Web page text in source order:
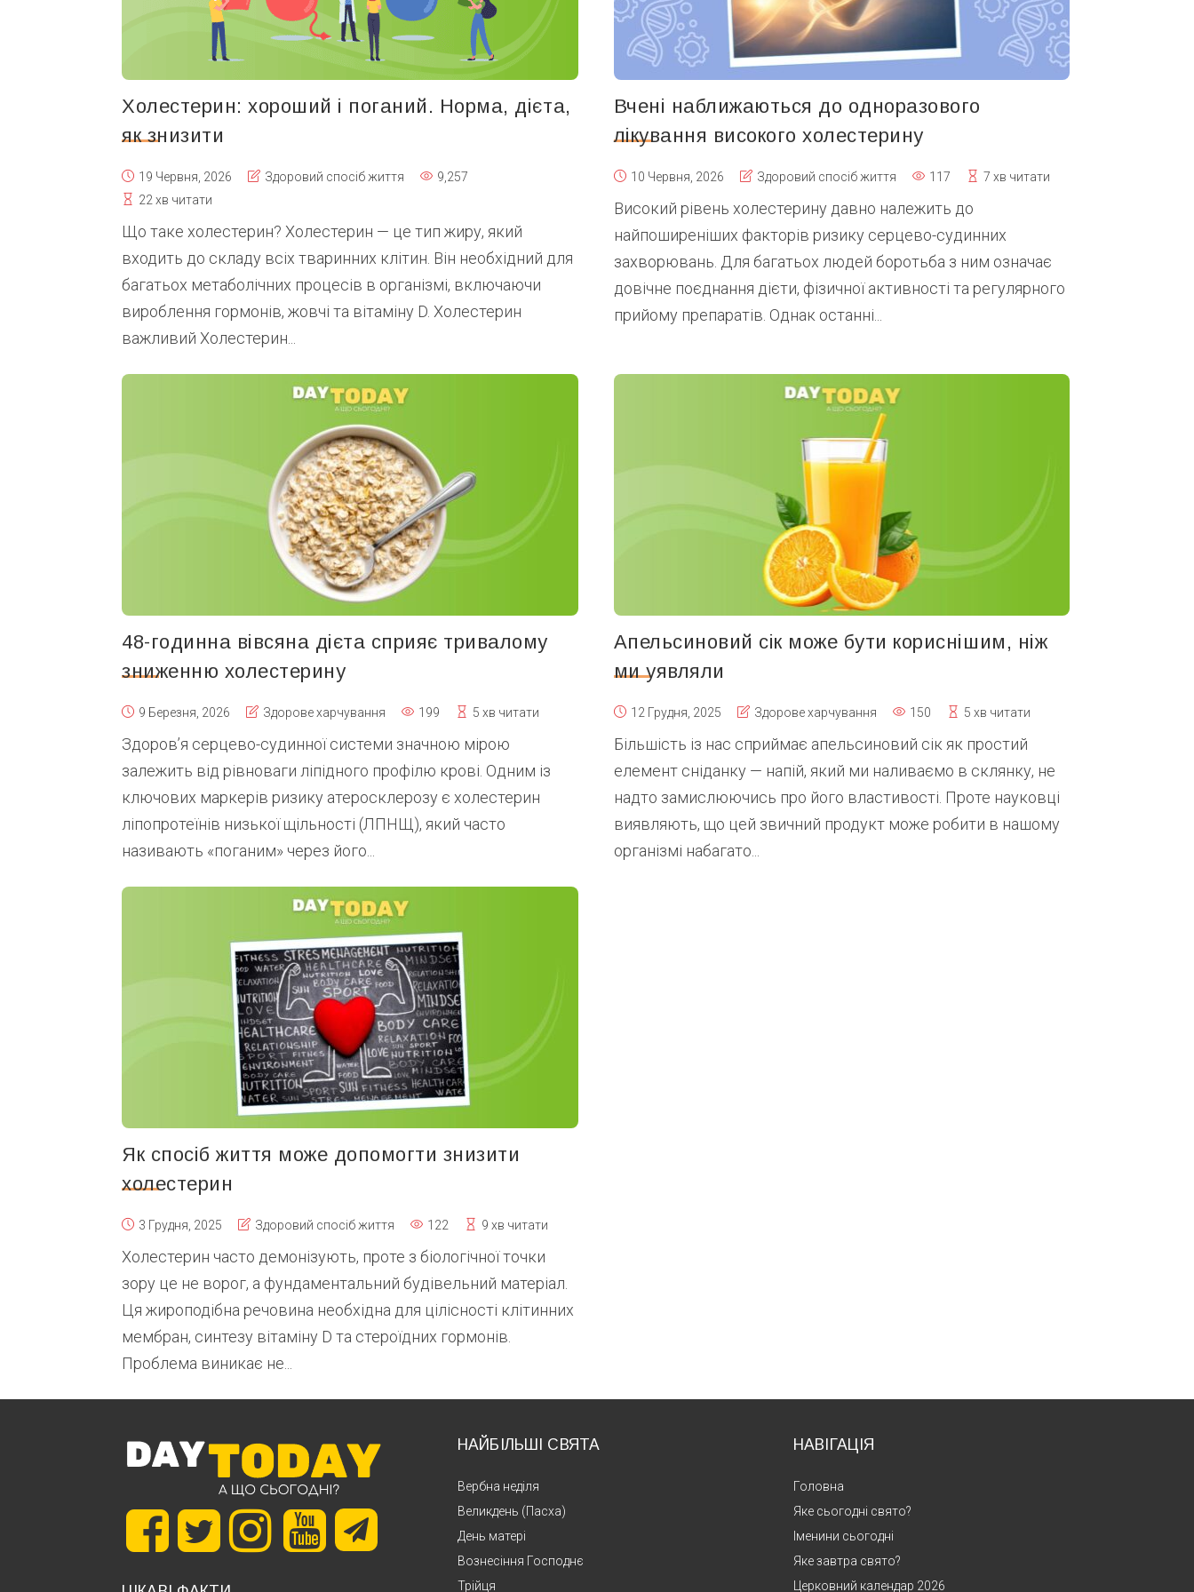
Холестерин: хороший і поганий. Норма, дієта,
як знизити
19 Червня, 2026 Здоровий спосіб життя
9,257
22 хв читати
Що таке холестерин? Холестерин — це тип жиру, який
входить до складу всіх тваринних клітин. Він необхідний для
багатьох метаболічних процесів в організмі, включаючи
вироблення гормонів, жовчі та вітаміну D. Холестерин
важливий Холестерин...
Вчені наближаються до одноразового
лікування високого холестерину
10 Червня, 2026 Здоровий спосіб життя 117 7 хв читати
Високий рівень холестерину давно належить до
найпоширеніших факторів ризику серцево-судинних
захворювань. Для багатьох людей боротьба з ним означає
довічне поєднання дієти, фізичної активності та регулярного
прийому препаратів. Однак останні...
48-годинна вівсяна дієта сприяє тривалому
зниженню холестерину
9 Березня, 2026 Здорове харчування 199 5 хв читати
Здоров’я серцево-судинної системи значною мірою
залежить від рівноваги ліпідного профілю крові. Одним із
ключових маркерів ризику атеросклерозу є холестерин
ліпопротеїнів низької щільності (ЛПНЩ), який часто
називають «поганим» через його...
Апельсиновий сік може бути кориснішим, ніж
ми уявляли
12 Грудня, 2025 Здорове харчування 150 5 хв читати
Більшість із нас сприймає апельсиновий сік як простий
елемент сніданку — напій, який ми наливаємо в склянку, не
надто замислюючись про його властивості. Проте науковці
виявляють, що цей звичний продукт може робити в нашому
організмі набагато...
Як спосіб життя може допомогти знизити
холестерин
3 Грудня, 2025 Здоровий спосіб життя 122 9 хв читати
Холестерин часто демонізують, проте з біологічної точки
зору це не ворог, а фундаментальний будівельний матеріал.
Ця жироподібна речовина необхідна для цілісності клітинних
мембран, синтезу вітаміну D та стероїдних гормонів.
Проблема виникає не...
НАЙБІЛЬШІ СВЯТА
Вербна неділя
Великдень (Пасха)
День матері
Вознесіння Господнє
Трійця
НАВІГАЦІЯ
Головна
Яке сьогодні свято?
Іменини сьогодні
Яке завтра свято?
Церковний календар 2026